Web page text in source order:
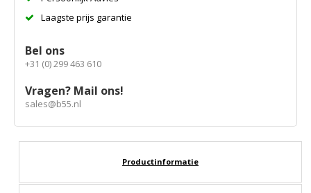
Laagste prijs garantie
Bel ons
+31 (0) 299 463 610
Vragen? Mail ons!
sales@b55.nl
Productinformatie